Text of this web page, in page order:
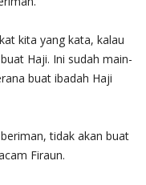
kita yang kata, kalau
Haji. Ini sudah main-
buat ibadah Haji
tidak akan buat
Firaun.